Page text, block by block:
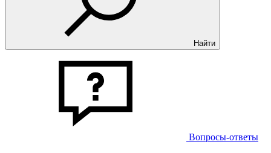
Найти
Вопросы-ответы